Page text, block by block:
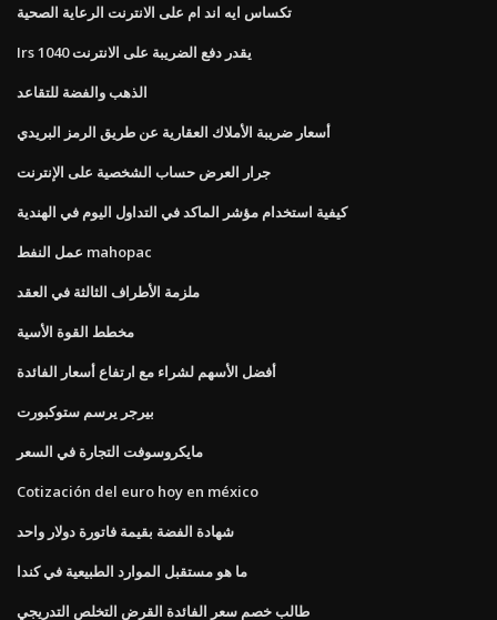
تكساس ايه اند ام على الانترنت الرعاية الصحية
Irs 1040 يقدر دفع الضريبة على الانترنت
الذهب والفضة للتقاعد
أسعار ضريبة الأملاك العقارية عن طريق الرمز البريدي
جرار العرض حساب الشخصية على الإنترنت
كيفية استخدام مؤشر الماكد في التداول اليوم في الهندية
عمل النفط mahopac
ملزمة الأطراف الثالثة في العقد
مخطط القوة الأسية
أفضل الأسهم لشراء مع ارتفاع أسعار الفائدة
بيرجر يرسم ستوكبورت
مايكروسوفت التجارة في السعر
Cotización del euro hoy en méxico
شهادة الفضة بقيمة فاتورة دولار واحد
ما هو مستقبل الموارد الطبيعية في كندا
طالب خصم سعر الفائدة القرض التخلص التدريجي